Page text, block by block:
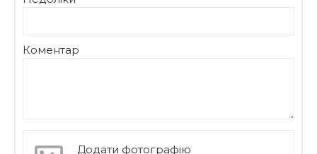
Коментар
Додати фотографію